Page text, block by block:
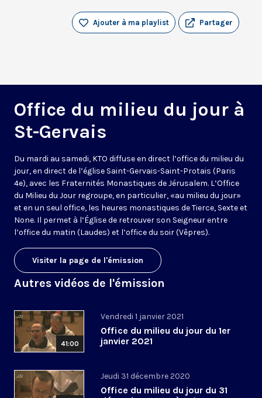
Partager
Ajouter à ma playlist
Office du milieu du jour à
St-Gervais
Du mardi au samedi, KTO diffuse en direct l’office du milieu du
jour, en direct de l’église Saint-Gervais-Saint-Protais (Paris
4e), avec les Fraternités Monastiques de Jérusalem. L’Office
du Milieu du Jour regroupe, en particulier, «au milieu du jour»
et en un seul office, les heures monastiques de Tierce, Sexte et
None. Il permet à l’Église de retrouver son Seigneur entre
l’office du matin (Laudes) et l’office du soir (Vêpres).
Visiter la page de l'émission
Autres vidéos de l'émission
41:00
Vendredi 1 janvier 2021
Office du milieu du jour du 1er
janvier 2021
Jeudi 31 décembre 2020
Office du milieu du jour du 31